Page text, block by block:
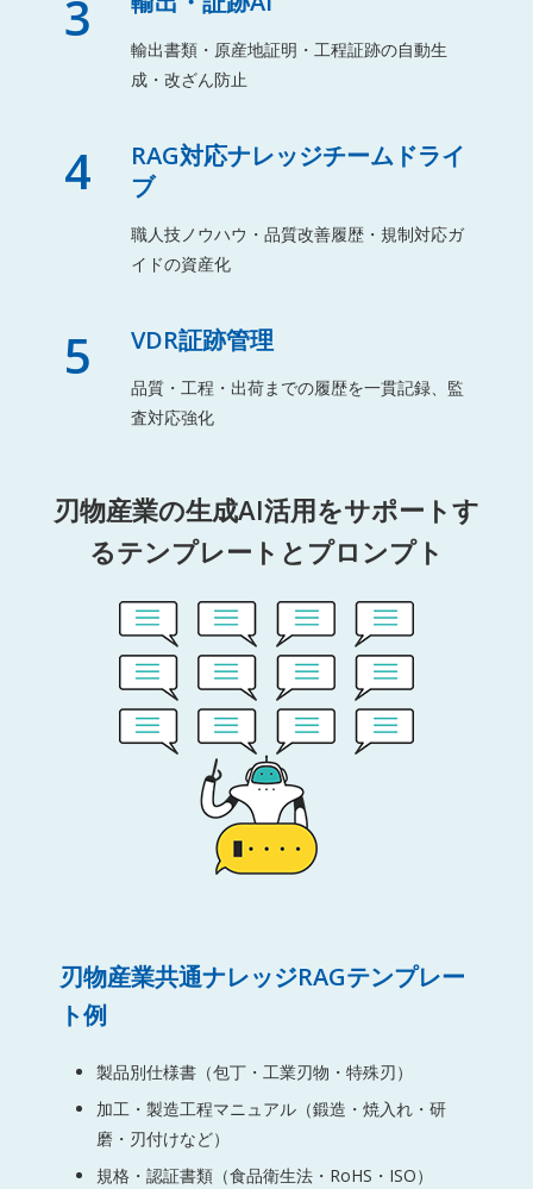
3
輸出書類・原産地証明・工程証跡の自動生
成・改ざん防止
4
RAG対応ナレッジチームドライ
ブ
職人技ノウハウ・品質改善履歴・規制対応ガ
イドの資産化
5 VDR証跡管理
品質・工程・出荷までの履歴を一貫記録、監
査対応強化
刃物産業の生成AI活用をサポートす
るテンプレートとプロンプト
刃物産業共通ナレッジRAGテンプレー
ト例
製品別仕様書（包丁・工業刃物・特殊刃）
加工・製造工程マニュアル（鍛造・焼入れ・研
磨・刃付けなど）
規格・認証書類（食品衛生法・RoHS・ISO）